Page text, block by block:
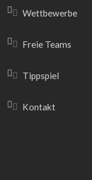
Wettbewerbe
Freie Teams
Tippspiel
Kontakt